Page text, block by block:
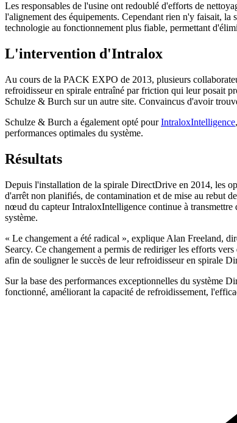
Les responsables de l'usine ont redoublé d'efforts de
l'alignement des équipements. Cependant rien n'y faisait,
technologie au fonctionnement plus fiable, permettant
L'intervention d'Intralox
Au cours de la PACK EXPO de 2013, plusieurs
refroidisseur en spirale entraîné par friction qui leur posait
Schulze & Burch sur un autre site. Convaincus d'avoir
Schulze & Burch a également opté pourIntraloxIntelligence
performances optimales du système.
Résultats
Depuis l'installation de la spirale DirectDrive en 2014, les
d'arrêt non planifiés, de contamination et de mise au rebut
nœud du capteur IntraloxIntelligence continue à transmettre
système.
« Le changement a été radical », explique Alan Freeland,
Searcy. Ce changement a permis de rediriger les efforts
afin de souligner le succès de leur refroidisseur en spirale
Sur la base des performances exceptionnelles du système
fonctionné, améliorant la capacité de refroidissement,